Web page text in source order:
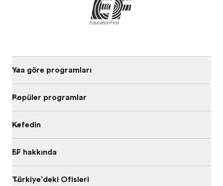
Yaşa göre programları
Popüler programlar
Keşfedin
EF hakkında
Türkiye’deki Ofisleri